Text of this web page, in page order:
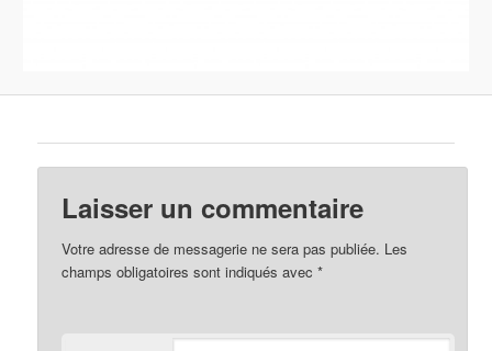
Laisser un commentaire
Votre adresse de messagerie ne sera pas publiée. Les
champs obligatoires sont indiqués avec*